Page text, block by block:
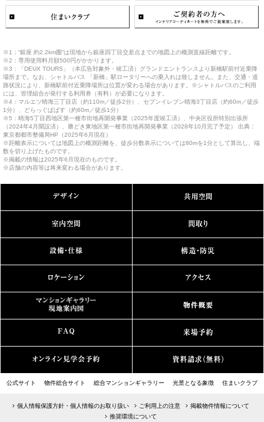
※1：“銀座 約2.2km圏“は現地から銀座四丁目交差点までの地図上の概測直線距離です。
※2：専用使用料月額500円がかかります。
※3：「DEUX TOURS」（本広告対象外・竣工済）グランドエントランスより新橋駅前付近乗降
場所まで。なお、シャトルバス 「新橋」駅ロータリーへの乗入れは致しません。また、交通・道
路状況により、新橋駅前付近乗降場所は位置が変わる場合があります。※シャトルバスのご利用
には、管理組合が発行する利用券（有料）が必要になります。
※4：マルエツ晴海三丁目店（約110m／徒歩2分）、セブンイレブン晴海3丁目店（約60m／徒歩
1分）、どらっぐぱぱす（約60m／徒歩1分）
※5：晴海5丁目西地区第一種市街地再開発事業（2025年度竣工済）、中央区役所特別出張所
（2024年4月開設済）、勝どき東地区第一種市街地再開発事業（2028年10月完了予定） 出典：
東京都都市整備局HP（2025年6月現在）
※距離表示については地図上の概測距離を、徒歩分数表示については80mを1分として算出し、端
数を切り上げたものです。
※掲載の情報は2025年6月現在のものです。
※店舗の内容等は将来変わる場合があります。
公式サイト 物件総合サイト 総合マンションギャラリー 光景となる象徴 住まいクラブ
個人情報保護方針・個人情報のお取り扱い ご利用上の注意
掲載物件情報について
推奨環境について